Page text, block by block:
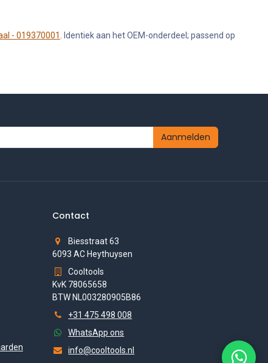
- 019370001 . Identiek aan het OEM-onderdeel; passend op
Aanmelden
Contact
Biesstraat 63
6093 AC Heythuysen
Cooltools
KvK 78065658
BTW NL003280905B86
+31 475 498 008
WhatsApp ons
info@cooltools.nl